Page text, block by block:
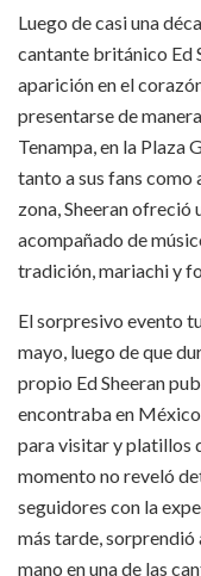
Luego de casi una
cantante británico Ed
aparición en el
presentarse de
Tenampa, en la Plaza
tanto a sus fans
zona, Sheeran
acompañado de
tradición, mariachi y
El sorpresivo evento
mayo, luego de que
propio Ed Sheeran
encontraba en
para visitar y platillos
momento no reveló
seguidores con la
más tarde,
mano en una de las